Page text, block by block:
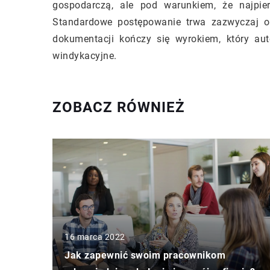
gospodarczą, ale pod warunkiem, że
Standardowe postępowanie trwa zazwyczaj
dokumentacji kończy się wyrokiem, który
windykacyjne.
ZOBACZ RÓWNIEŻ
16 marca 2022
Jak zapewnić swoim pracownikom